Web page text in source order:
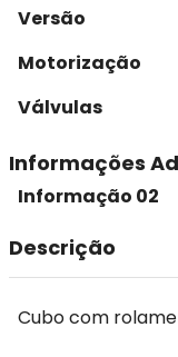
Versão
Motorização
Válvulas
Informações
Informação 02
Descrição
Cubo com